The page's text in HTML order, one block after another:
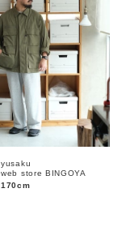
yusaku
web store BINGOYA
170cm